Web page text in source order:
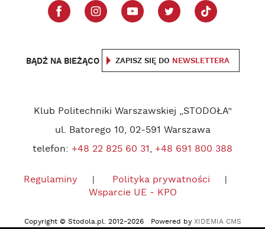
BĄDŹ NA BIEŻĄCO ZAPISZ SIĘ DO NEWSLETTERA
Klub Politechniki Warszawskiej „STODOŁA”
ul. Batorego 10, 02-591 Warszawa
telefon: +48 22 825 60 31, +48 691 800 388
Regulaminy
Polityka prywatności
Wsparcie UE - KPO
Copyright © Stodola.pl. 2012-2026 Powered by XIDEMIA CMS